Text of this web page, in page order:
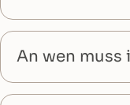
An wen muss